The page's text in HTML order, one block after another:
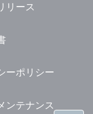
リース
ーポリシー
ンテナンス